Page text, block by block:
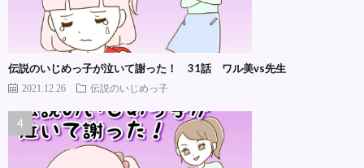
伝説のいじめっ子が泣いて謝った！ 31話 ワル美vs先生
2021.12.26 伝説のいじめっ子